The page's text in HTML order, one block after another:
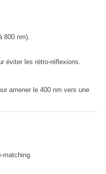
800 nm).
éviter les rétro-réflexions.
amener le 400 nm vers une